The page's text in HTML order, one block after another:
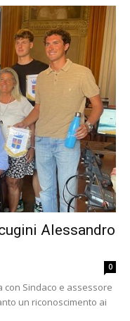
Alessandro
0
con Sindaco e assessore
un riconoscimento ai